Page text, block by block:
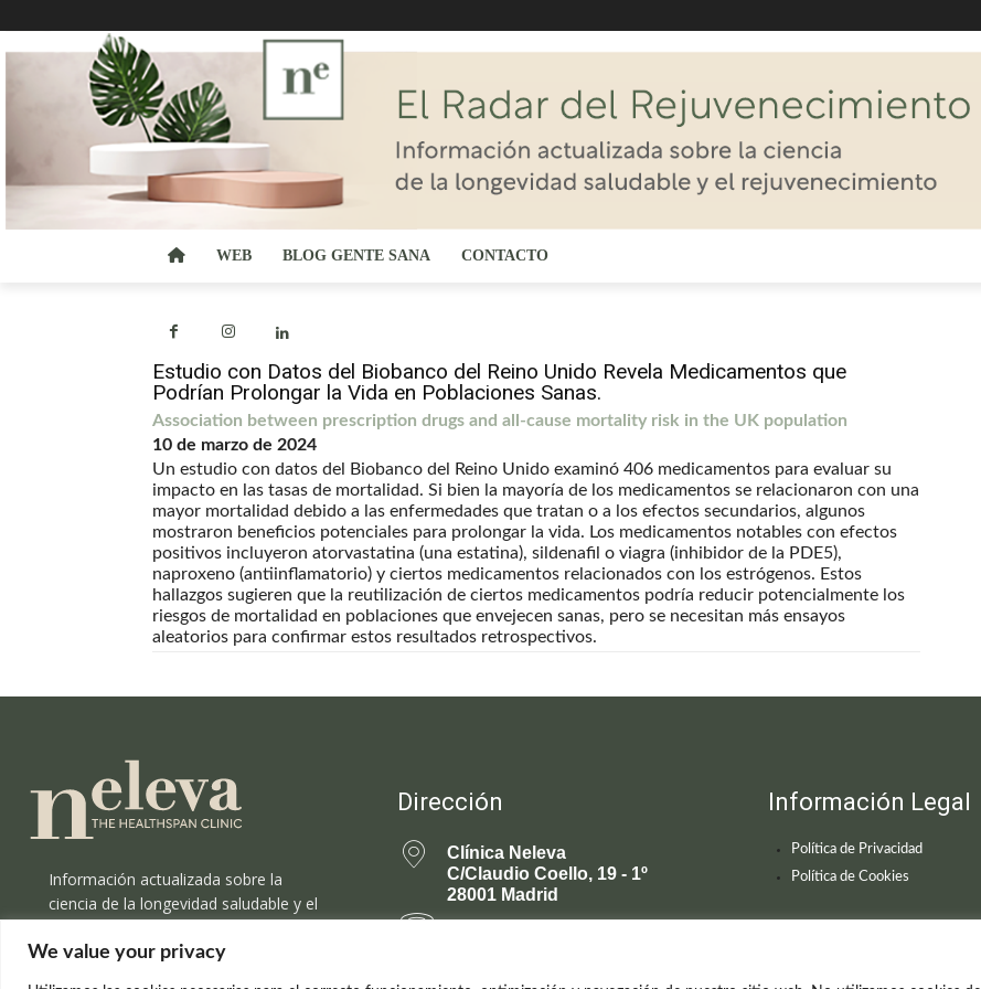
We value your privacy
WEB BLOG GENTE SANA CONTACTO
Estudio con Datos del Biobanco del Reino Unido Revela Medicamentos que
Podrían Prolongar la Vida en Poblaciones Sanas.
Association between prescription drugs and all-cause mortality risk in the UK population
10 de marzo de 2024
Un estudio con datos del Biobanco del Reino Unido examinó 406 medicamentos para evaluar su
impacto en las tasas de mortalidad. Si bien la mayoría de los medicamentos se relacionaron con una
mayor mortalidad debido a las enfermedades que tratan o a los efectos secundarios, algunos
mostraron beneficios potenciales para prolongar la vida. Los medicamentos notables con efectos
positivos incluyeron atorvastatina (una estatina), sildenafil o viagra (inhibidor de la PDE5),
naproxeno (antiinflamatorio) y ciertos medicamentos relacionados con los estrógenos. Estos
hallazgos sugieren que la reutilización de ciertos medicamentos podría reducir potencialmente los
riesgos de mortalidad en poblaciones que envejecen sanas, pero se necesitan más ensayos
aleatorios para confirmar estos resultados retrospectivos.
Información actualizada sobre la
ciencia de la longevidad saludable y el
Dirección
Clínica Neleva
C/Claudio Coello, 19 - 1º
28001 Madrid
Información Legal
Política de Privacidad
Política de Cookies